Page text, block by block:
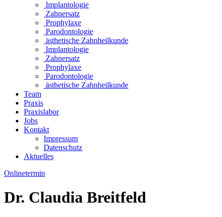
Implantologie
Zahnersatz
Prophylaxe
Parodontologie
ästhetische Zahnheilkunde
Implantologie
Zahnersatz
Prophylaxe
Parodontologie
ästhetische Zahnheilkunde
Team
Praxis
Praxislabor
Jobs
Kontakt
Impressum
Datenschutz
Aktuelles
Onlinetermin
Dr. Claudia Breitfeld